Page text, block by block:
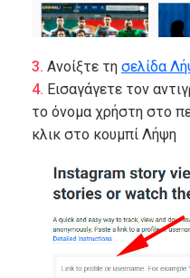
Ανοίξτε τη σελίδα
Εισαγάγετε τον
το όνομα χρήστη στο
κλικ στο κουμπί Λήψη